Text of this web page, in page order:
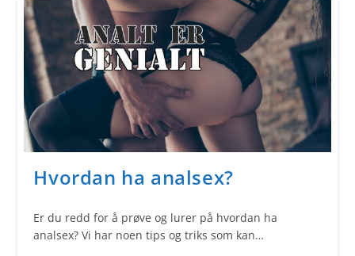
Hvordan ha analsex?
Er du redd for å prøve og lurer på hvordan ha
analsex? Vi har noen tips og triks som kan…